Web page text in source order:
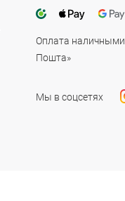
Оплата наличными
Пошта»
Мы в соцсетях